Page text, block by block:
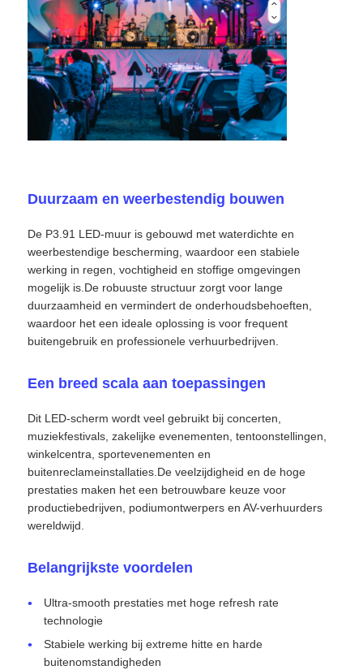
Offerte Aanvragen
LED-videomuurweergave
Overleg het LEIDENE Scherm
Verhuur van LED-schermen
COB LED VIDEO WALL
Transparant LED -display
Buiten LED-displaybord
Buiten geleid reclamebord
Duurzaam en weerbestendig bouwen
De P3.91 LED-muur is gebouwd met waterdichte en
weerbestendige bescherming, waardoor een stabiele
werking in regen, vochtigheid en stoffige omgevingen
mogelijk is.De robuuste structuur zorgt voor lange
duurzaamheid en vermindert de onderhoudsbehoeften,
waardoor het een ideale oplossing is voor frequent
buitengebruik en professionele verhuurbedrijven.
Een breed scala aan toepassingen
Dit LED-scherm wordt veel gebruikt bij concerten,
muziekfestivals, zakelijke evenementen, tentoonstellingen,
winkelcentra, sportevenementen en
buitenreclameinstallaties.De veelzijdigheid en de hoge
prestaties maken het een betrouwbare keuze voor
productiebedrijven, podiumontwerpers en AV-verhuurders
wereldwijd.
Belangrijkste voordelen
Ultra-smooth prestaties met hoge refresh rate
technologie
Stabiele werking bij extreme hitte en harde
buitenomstandigheden